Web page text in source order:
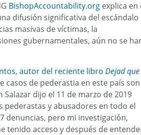
BishopAccountability.org explica en
difusión significativa del escándalo
masivas de víctimas, la
gubernamentales, aún no se
autor del reciente libro Dejad que
casos de pederastia en este país son
Salazar dijo el 11 de marzo de 2019
pederastas y abusadores en todo el
denuncias, pero mi investigación,
tenido acceso y después de